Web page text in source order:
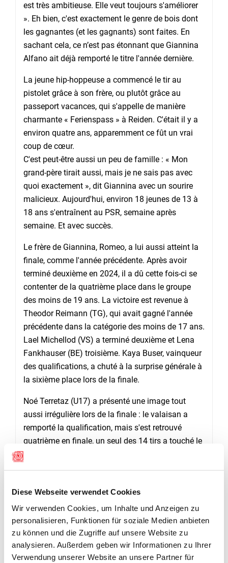
Diese Webseite verwendet Cookies
Wir verwenden Cookies, um Inhalte und Anzeigen zu
personalisieren, Funktionen für soziale Medien anbieten
zu können und die Zugriffe auf unsere Website zu
analysieren. Außerdem geben wir Informationen zu Ihrer
Verwendung unserer Website an unsere Partner für
est très ambitieuse. Elle veut toujours s'améliorer
». Eh bien, c'est exactement le genre de bois dont
les gagnantes (et les gagnants) sont faites. En
sachant cela, ce n’est pas étonnant que Giannina
Alfano ait déjà remporté le titre l'année dernière.
La jeune hip-hoppeuse a commencé le tir au
pistolet grâce à son frère, ou plutôt grâce au
passeport vacances, qui s'appelle de manière
charmante « Ferienspass » à Reiden. C'était il y a
environ quatre ans, apparemment ce fût un vrai
coup de cœur.
C'est peut-être aussi un peu de famille : « Mon
grand-père tirait aussi, mais je ne sais pas avec
quoi exactement », dit Giannina avec un sourire
malicieux. Aujourd'hui, environ 18 jeunes de 13 à
18 ans s'entraînent au PSR, semaine après
semaine. Et avec succès.
Le frère de Giannina, Romeo, a lui aussi atteint la
finale, comme l'année précédente. Après avoir
terminé deuxième en 2024, il a dû cette fois-ci se
contenter de la quatrième place dans le groupe
des moins de 19 ans. La victoire est revenue à
Theodor Reimann (TG), qui avait gagné l'année
précédente dans la catégorie des moins de 17 ans.
Lael Michellod (VS) a terminé deuxième et Lena
Fankhauser (BE) troisième. Kaya Buser, vainqueur
des qualifications, a chuté à la surprise générale à
la sixième place lors de la finale.
Noé Terretaz (U17) a présenté une image tout
aussi irrégulière lors de la finale : le valaisan a
remporté la qualification, mais s'est retrouvé
quatrième en finale, un seul des 14 tirs a touché le
cinquième place après les qualifications, a
remporté la compétition des moins de 17 ans.
L'argent est allé à Eleanor Artho.
Chez les plus âgés (U21), le favori Samuel Thurre
(VS) a remporté le titre devant Jacopo Imerico (TI).